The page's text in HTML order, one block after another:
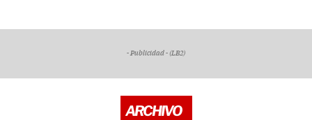
- Publicidad - (LB2)
ARCHIVO